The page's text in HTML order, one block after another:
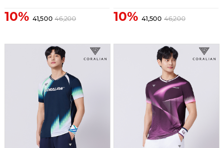
10% 41,500 46,200 10% 41,500 46,200